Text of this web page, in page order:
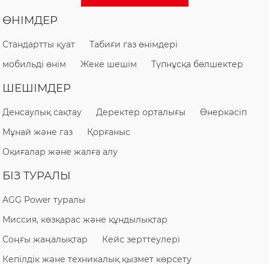
ӨНІМДЕР
Стандартты қуат
Табиғи газ өнімдері
мобильді өнім
Жеке шешім Түпнұсқа бөлшектер
ШЕШІМДЕР
Денсаулық сақтау Деректер орталығы
Өнеркәсіп
Мұнай және газ
Қорғаныс
Оқиғалар және жалға алу
БІЗ ТУРАЛЫ
AGG Power туралы
Миссия, көзқарас және құндылықтар
Соңғы жаңалықтар
Кейс зерттеулері
Кепілдік және техникалық қызмет көрсету